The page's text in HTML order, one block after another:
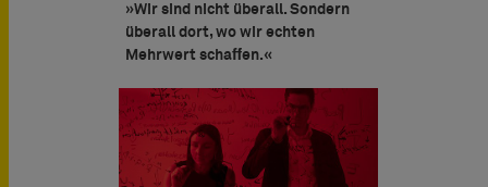
»Wir sind nicht überall. Sondern
überall dort, wo wir echten
Mehrwert schaﬀen.«